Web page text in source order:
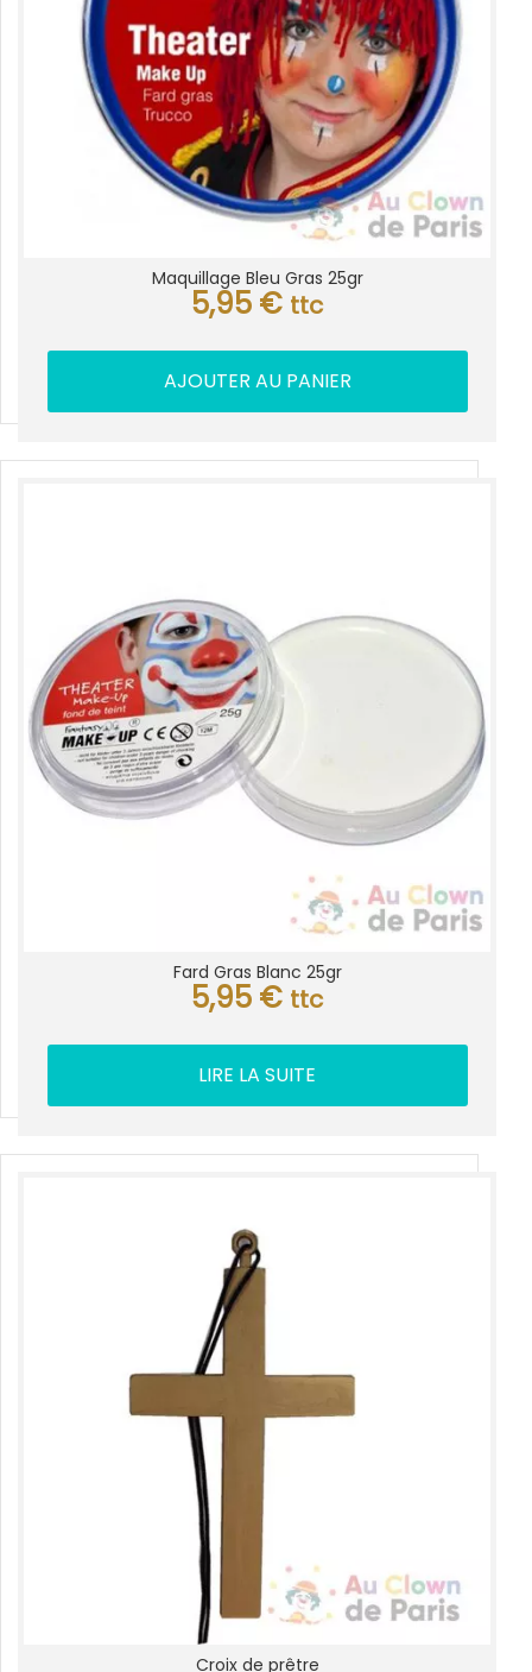
Maquillage Bleu Gras 25gr
5,95 € ttc
AJOUTER AU PANIER
Fard Gras Blanc 25gr
5,95 € ttc
LIRE LA SUITE
Croix de prêtre